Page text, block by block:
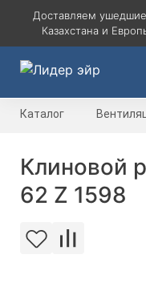
Доставляем
Казахстана и
Каталог
Клиновой
62 Z 1598